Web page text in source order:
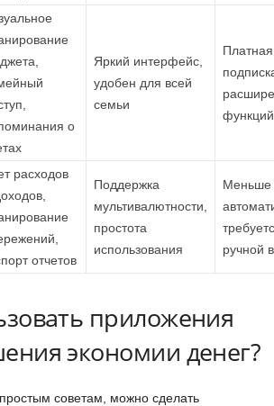
о
Яркий интерфейс,
удобен для всей
семьи
Платная
функций
расходов
отчетов
Поддержка
мультивалютности,
простота
использования
Меньше
ручной
приложения
экономии денег?
советам, можно сделать